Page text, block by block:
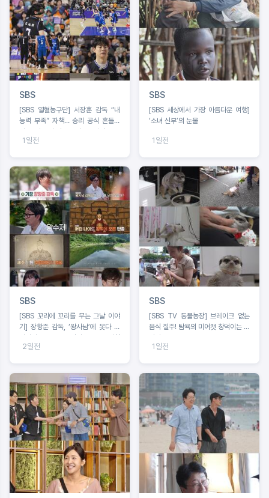
SBS
[SBS 열혈농구단] 서장훈 감독 “내
능력 부족” 자책… 승리 공식 흔들리
1일전
SBS
[SBS 세상에서 가장 아름다운 여행]
‘소녀 신부’의 눈물
1일전
SBS
[SBS 꼬리에 꼬리를 무는 그날 이야
기] 장항준 감독, ‘왕사남’에 못다 한
률 ‘교양, 예능’ 동시간대 1위!
2일전
SBS
[SBS TV 동물농장] 브레이크 없는
음식 질주! 탐욕의 미어캣 창덕이는 못
1일전